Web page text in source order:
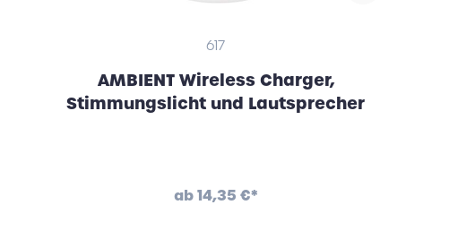
617
AMBIENT Wireless Charger,
Stimmungslicht und Lautsprecher
ab14,35 €*